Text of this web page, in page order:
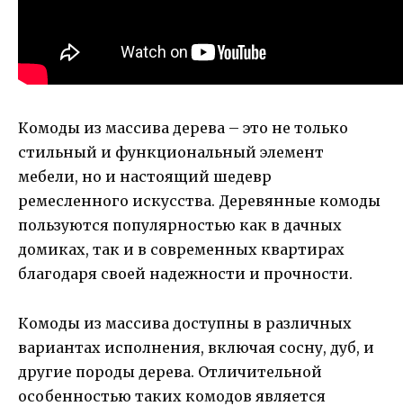
Комоды из массива дерева – это не только
стильный и функциональный элемент
мебели, но и настоящий шедевр
ремесленного искусства. Деревянные комоды
пользуются популярностью как в дачных
домиках, так и в современных квартирах
благодаря своей надежности и прочности.
Комоды из массива доступны в различных
вариантах исполнения, включая сосну, дуб, и
другие породы дерева. Отличительной
особенностью таких комодов является